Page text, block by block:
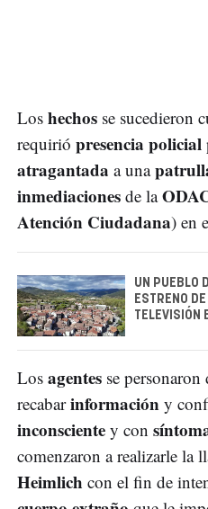
Los hechos se sucedieron
requirió presencia policial
atragantada a una
inmediaciones de la
Atención Ciudadana) en
UN PUEBLO
ESTRENO
TELEVISIÓN
Los agentes se
recabarinformación y
inconsciente y con
comenzaron a realizarle la
Heimlich con el fin de